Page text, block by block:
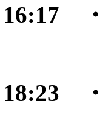
16:17
18:23